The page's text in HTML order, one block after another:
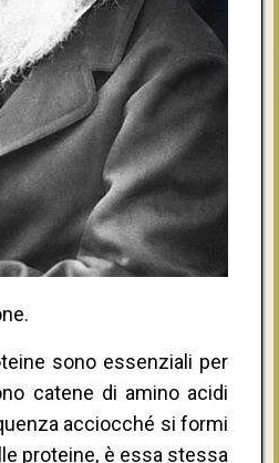
sono essenziali per
catene di amino acidi
acciocché si formi
proteine, è essa stessa